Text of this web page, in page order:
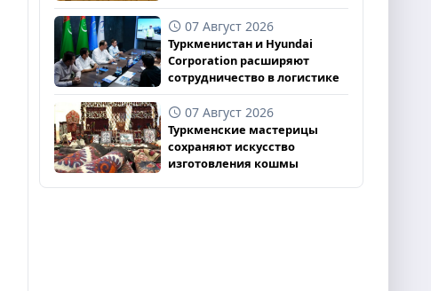
07 Август 2026
Туркменистан и Hyundai
Corporation расширяют
сотрудничество в логистике
07 Август 2026
Туркменские мастерицы
сохраняют искусство
изготовления кошмы